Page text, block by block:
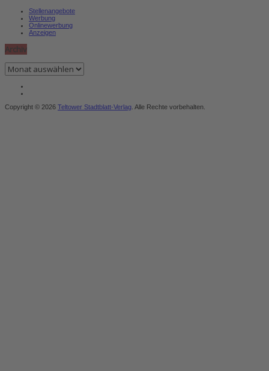
Stellenangebote
Werbung
Onlinewerbung
Anzeigen
Archiv
Archiv
Copyright © 2026 Teltower Stadtblatt-Verlag . Alle Rechte vorbehalten.